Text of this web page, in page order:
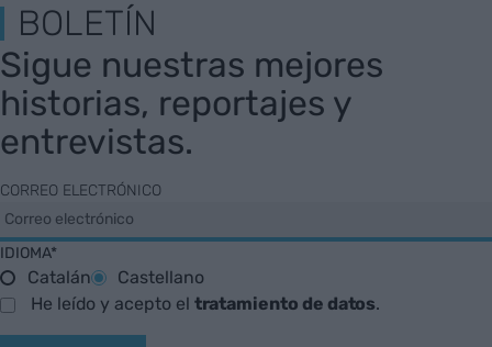
BOLETÍN
Sigue nuestras mejores
historias, reportajes y
entrevistas.
CORREO ELECTRÓNICO
IDIOMA*
Catalán
Castellano
He leído y acepto el tratamiento de datos.